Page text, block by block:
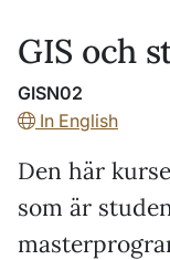
GIS och
GISN02
In English
Den här
som är